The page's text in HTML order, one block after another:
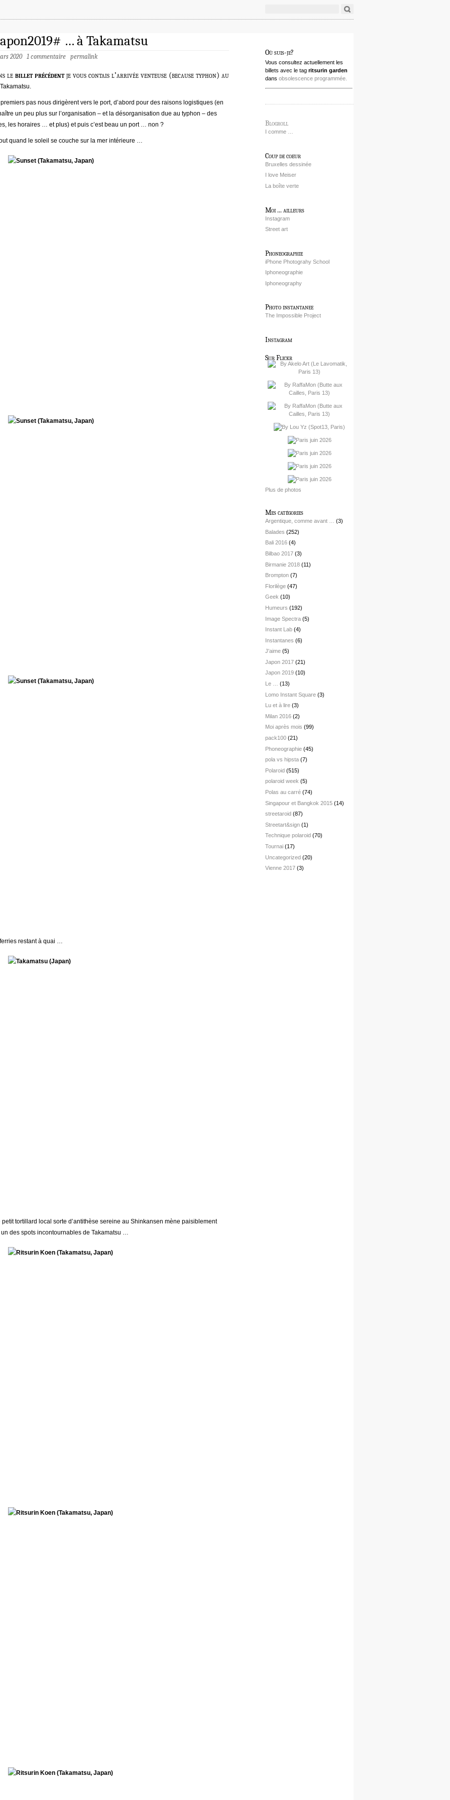
… à Takamatsu
2020 1 commentaire permalink
le billet précédentje vous contais l’arrivée venteuse (because typhon) au
pas nous dirigèrent vers le port, d’abord pour des raisons logistiques (en
un peu plus sur l’organisation – et la désorganisation due au typhon – des
les horaires … et plus) et puis c’est beau un port … non ?
quand le soleil se couche sur la mer intérieure …
restant à quai …
tortillard local sorte d’antithèse sereine au Shinkansen mène paisiblement
un des spots incontournables de Takamatsu …
Où suis-je?
Vous consultez actuellement les
billets avec le tag ritsurin garden
dans obsolescence programmée.
Blogroll
I comme …
Coup de coeur
Bruxelles dessinée
I love Meiser
La boîte verte
Moi ... ailleurs
Instagram
Street art
Phoneographie
iPhone Photograhy School
Iphoneographie
Iphoneography
Photo instantanee
The Impossible Project
Instagram
Sur Flickr
Plus de photos
Mes catégories
Argentique, comme avant …
(3)
Balades (252)
Bali 2016 (4)
Bilbao 2017 (3)
Birmanie 2018 (11)
Brompton (7)
Florilège (47)
Geek (10)
Humeurs (192)
Image Spectra (5)
Instant Lab (4)
Instantanes (6)
J'aime (5)
Japon 2017 (21)
Japon 2019 (10)
Le …
(13)
Lomo Instant Square (3)
Lu et à lire (3)
Milan 2016 (2)
Moi après mois (99)
pack100 (21)
Phoneographie (45)
pola vs hipsta (7)
Polaroid (515)
polaroid week (5)
Polas au carré (74)
Singapour et Bangkok 2015 (14)
streetaroid (87)
Streetart&sign (1)
Technique polaroid (70)
Tournai (17)
Uncategorized (20)
Vienne 2017 (3)